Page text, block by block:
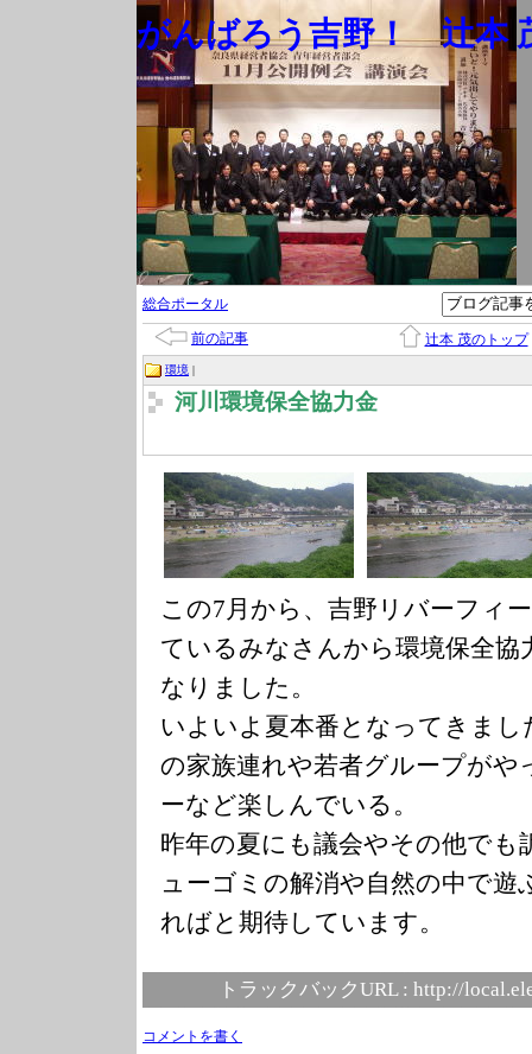
がんばろう吉野！ 辻本
総合ポータル
前の記事 辻本 茂のトップ
環境 |
河川環境保全協力金
この7月から、吉野リバーフィ
ているみなさんから環境保全協
なりました。
いよいよ夏本番となってきま
の家族連れや若者グループがや
ーなど楽しんでいる。
昨年の夏にも議会やその他でも
ューゴミの解消や自然の中で
ればと期待しています。
トラックバックURL : http://
コメントを書く